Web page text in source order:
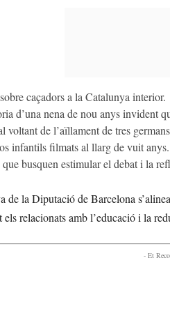
caçadors a la Catalunya interior.
d’una nena de nou anys invident
voltant de l’aïllament de tres
infantils filmats al llarg de vuit anys.
busquen estimular el debat i la
de la Diputació de Barcelona
relacionats amb l’educació i la
- Et